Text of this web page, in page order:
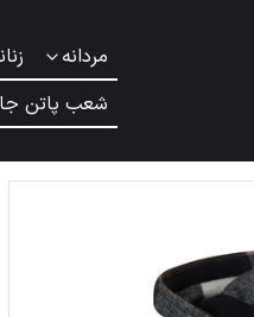
مردانه
شعب پاتن